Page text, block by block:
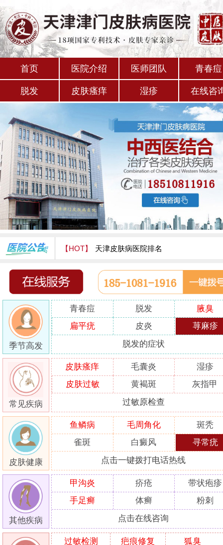
首页 医院介绍 医师团队 青春痘
脱发 皮肤瘙痒 湿疹 在线咨
【HOT】 天津皮肤病医院排名
天津津门皮肤病医院怎么样
季节高发
青春痘 脱发
腋臭
扁平疣
皮炎 荨麻疹
脱发的症状
常见疾病
皮肤瘙痒 毛囊炎
湿疹
皮肤过敏
黄褐斑 灰指甲
过敏原检查
皮肤健康
鱼鳞病 毛周角化
斑秃
雀斑
白癜风 寻常疣
点击一键拨打电话热线
其他疾病
甲沟炎 疥疮
带状疱疹
手足癣
体癣 粉刺
点击在线咨询
过敏检测 疤痕修复
狐臭